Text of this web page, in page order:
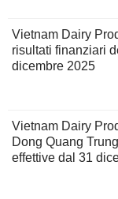
Vietnam Dairy
risultati finanziari
dicembre 2025
Vietnam Dairy
Dong Quang
effettive dal 31